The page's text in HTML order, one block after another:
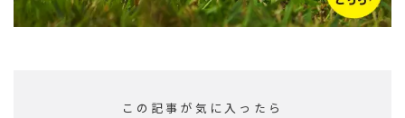
この記事が気に入ったら